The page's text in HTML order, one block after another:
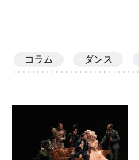
コラム ダンス